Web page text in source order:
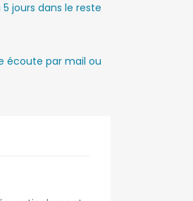
jours dans le reste
écoute par mail ou